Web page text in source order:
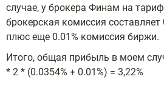
случае, у брокера Финам на
брокерская комиссия составляет
плюс еще 0.01% комиссия биржи.
Итого, общая прибыль в моем
* 2 * (0.0354% + 0.01%) = 3,22%